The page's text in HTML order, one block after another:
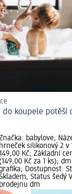
do koupele potěší
babylove;
hrneček silikonový 2 v
Kč; Základní
(149,00 Kč za 1 ks);
Dostupnost:
Skladem, Status šedý
prodejnu dm